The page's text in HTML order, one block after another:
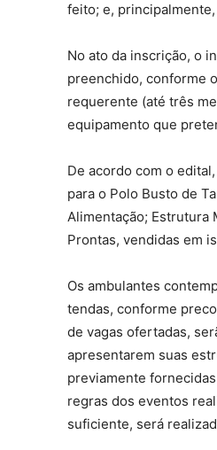
feito; e,
No ato da inscrição, o
preenchido, conforme
requerente (até três
equipamento que
De acordo com o
para o Polo Busto de
Alimentação; Estrutura
Prontas, vendidas em
Os ambulantes
tendas, conforme
de vagas ofertadas,
apresentarem suas
previamente
regras dos eventos
suficiente, será